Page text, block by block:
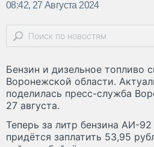
08:42, 27 Августа 2024
Бензин и дизельное топливо
Воронежской области.
поделилась пресс-служба
27 августа.
Теперь за литр бензина АИ-
придётся заплатить 53,95